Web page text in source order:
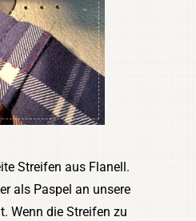
Streifen aus Flanell.
als Paspel an unsere
Wenn die Streifen zu